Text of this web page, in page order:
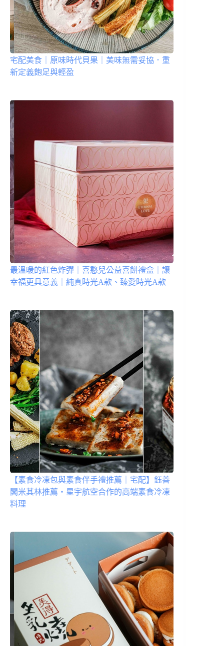
宅配美食｜原味時代貝果｜美味無需妥協．重
新定義飽足與輕盈
最溫暖的紅色炸彈｜喜憨兒公益喜餅禮盒｜讓
幸福更具意義｜純真時光A款、臻愛時光A款
【素食冷凍包與素食伴手禮推薦｜宅配】鈺善
閣米其林推薦・星宇航空合作的高端素食冷凍
料理